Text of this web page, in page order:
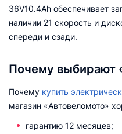
36V10.4Ah обеспечивает
наличии 21 скорость и
спереди и сзади.
Почему выбирают
Почему купить
магазин «Автовеломото»
гарантию 12 месяцев;